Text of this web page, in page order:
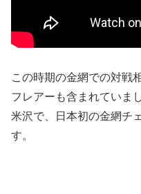
この時期の金網での対戦
フレアーも含まれていま
米沢で、日本初の金網チ
す。